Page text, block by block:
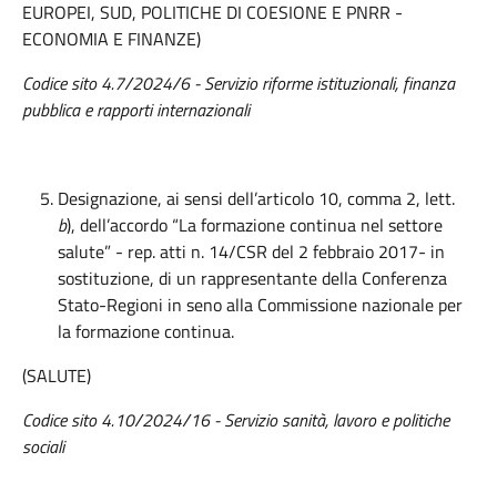
EUROPEI, SUD, POLITICHE DI COESIONE E PNRR -
ECONOMIA E FINANZE)
Codice sito 4.7/2024/6 - Servizio riforme istituzionali, finanza
pubblica e rapporti internazionali
Designazione, ai sensi dell’articolo 10, comma 2, lett.
b), dell’accordo “La formazione continua nel settore
salute” - rep. atti n. 14/CSR del 2 febbraio 2017- in
sostituzione, di un rappresentante della Conferenza
Stato-Regioni in seno alla Commissione nazionale per
la formazione continua.
(SALUTE)
Codice sito 4.10/2024/16 - Servizio sanità, lavoro e politiche
sociali